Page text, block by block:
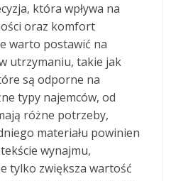
która wpływa na
oraz komfort
warto postawić na
utrzymaniu, takie jak
są odporne na
typy najemców, od
różne potrzeby,
materiału powinien
wynajmu,
tylko zwiększa wartość